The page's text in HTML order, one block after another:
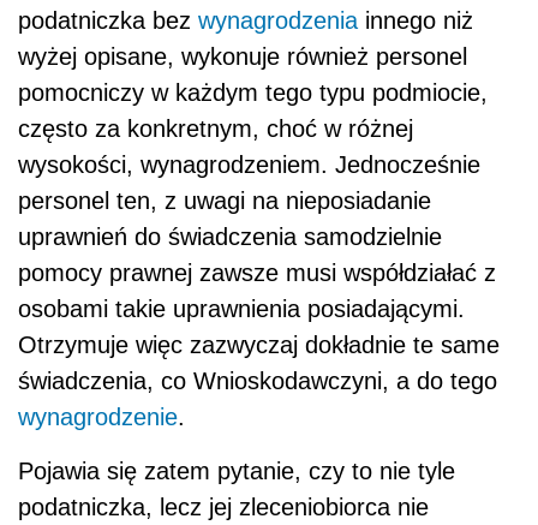
podatniczka bez wynagrodzenia innego niż
wyżej opisane, wykonuje również personel
pomocniczy w każdym tego typu podmiocie,
często za konkretnym, choć w różnej
wysokości, wynagrodzeniem. Jednocześnie
personel ten, z uwagi na nieposiadanie
uprawnień do świadczenia samodzielnie
pomocy prawnej zawsze musi współdziałać z
osobami takie uprawnienia posiadającymi.
Otrzymuje więc zazwyczaj dokładnie te same
świadczenia, co Wnioskodawczyni, a do tego
wynagrodzenie.
Pojawia się zatem pytanie, czy to nie tyle
podatniczka, lecz jej zleceniobiorca nie